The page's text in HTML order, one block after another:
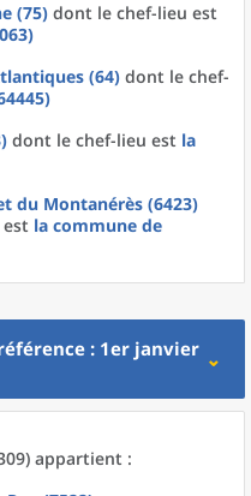
(75) dont le chef-lieu est
(64) dont le chef-
dont le chef-lieu est la
du Montanérès (6423)
la commune de
: 1er janvier
appartient :